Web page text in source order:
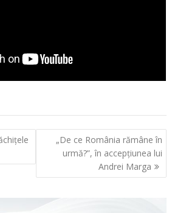
„De ce România rămâne în
urmă?”, în accepţiunea lui
Andrei Marga